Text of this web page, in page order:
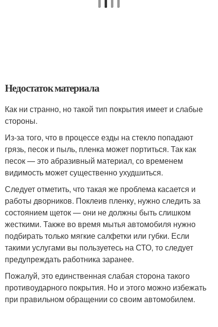
Недостаток материала
Как ни странно, но такой тип покрытия имеет и слабые
стороны.
Из-за того, что в процессе езды на стекло попадают
грязь, песок и пыль, пленка может портиться. Так как
песок — это абразивный материал, со временем
видимость может существенно ухудшиться.
Следует отметить, что такая же проблема касается и
работы дворников. Поклеив пленку, нужно следить за
состоянием щеток — они не должны быть слишком
жесткими. Также во время мытья автомобиля нужно
подбирать только мягкие салфетки или губки. Если
такими услугами вы пользуетесь на СТО, то следует
предупреждать работника заранее.
Пожалуй, это единственная слабая сторона такого
противоударного покрытия. Но и этого можно избежать
при правильном обращении со своим автомобилем.